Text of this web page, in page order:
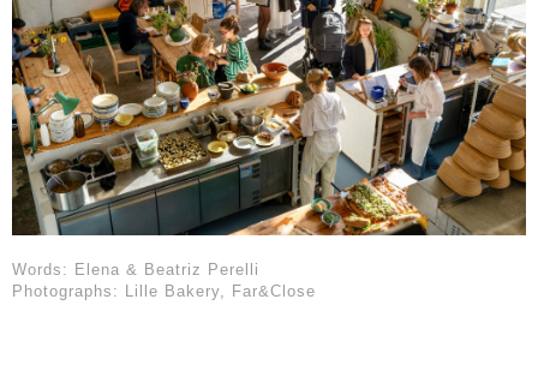
Words: Elena & Beatriz Perelli
Photographs: Lille Bakery, Far&Close